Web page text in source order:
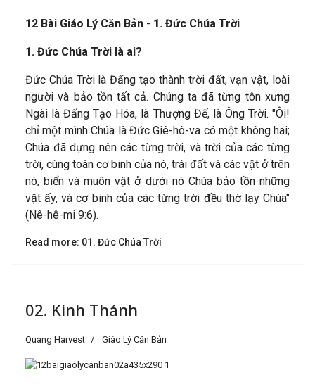
12 Bài Giáo Lý Căn Bản - 1. Đức Chúa Trời
1. Đức Chúa Trời là ai?
Đức Chúa Trời là Đấng tạo thành trời đất, vạn vật, loài
người và bảo tồn tất cả. Chúng ta đã từng tôn xưng
Ngài là Đấng Tạo Hóa, là Thượng Đế, là Ông Trời. "Ôi!
chỉ một mình Chúa là Đức Giê-hô-va có một không hai;
Chúa đã dựng nên các từng trời, và trời của các từng
trời, cùng toàn cơ binh của nó, trái đất và các vật ở trên
nó, biển và muôn vật ở dưới nó Chúa bảo tồn những
vật ấy, và cơ binh của các từng trời đều thờ lạy Chúa"
(Nê-hê-mi 9:6).
Read more: 01. Đức Chúa Trời
02. Kinh Thánh
Quang Harvest Giáo Lý Căn Bản